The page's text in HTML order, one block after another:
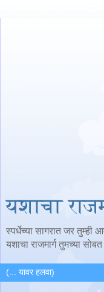
यशाचा
स्पर्धेच्या सागरात जर
यशाचा राजमार्ग तुमच्या